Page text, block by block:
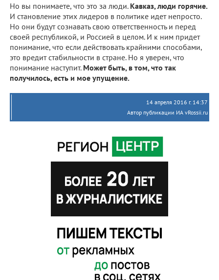
Но вы понимаете, что это за люди. Кавказ, люди горячие.
И становление этих лидеров в политике идет непросто.
Но они будут сознавать свою ответственность и перед
своей республикой, и Россией в целом. И к ним придет
понимание, что если действовать крайними способами,
это вредит стабильности в стране. Но я уверен, что
понимание наступит. Может быть, в том, что так
получилось, есть и мое упущение.
14 апреля 2016 г. 14:37
Автор публикации ИА vRossii.ru